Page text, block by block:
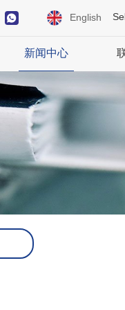
English
新闻中心